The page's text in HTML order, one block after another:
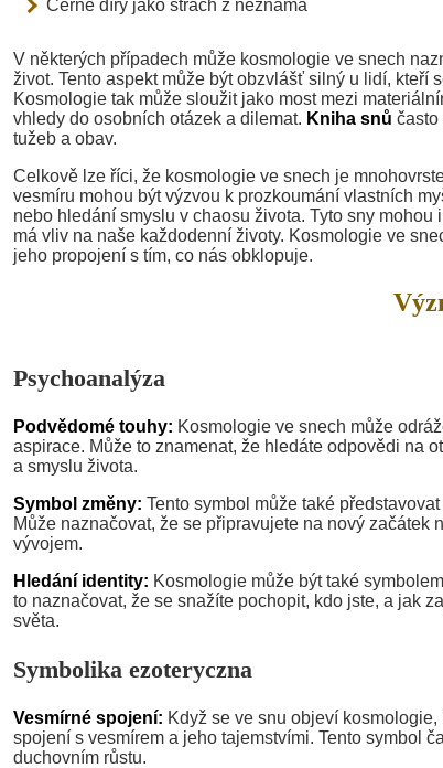
Černé díry jako strach z neznáma
V některých případech může kosmologie ve snech
život. Tento aspekt může být obzvlášť silný u lidí,
Kosmologie tak může sloužit jako most mezi
vhledy do osobních otázek a dilemat. Kniha snů často
tužeb a obav.
Celkově lze říci, že kosmologie ve snech je
vesmíru mohou být výzvou k prozkoumání vlastních
nebo hledání smyslu v chaosu života. Tyto sny
má vliv na naše každodenní životy. Kosmologie ve
jeho propojení s tím, co nás obklopuje.
Psychoanalýza
Podvědomé touhy: Kosmologie ve snech může
aspirace. Může to znamenat, že hledáte odpovědi na
a smyslu života.
Symbol změny: Tento symbol může také
Může naznačovat, že se připravujete na nový začátek
vývojem.
Hledání identity: Kosmologie může být také
to naznačovat, že se snažíte pochopit, kdo jste, a jak
světa.
Symbolika ezoteryczna
Vesmírné spojení: Když se ve snu objeví
spojení s vesmírem a jeho tajemstvími. Tento symbol
duchovním růstu.